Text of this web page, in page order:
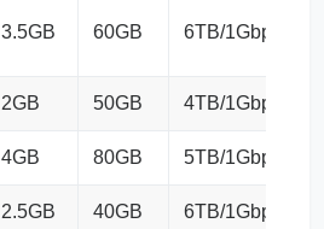
3.5GB 60GB 6TB/1Gbps
2GB 50GB 4TB/1Gbps
4GB 80GB 5TB/1Gbps
2.5GB 40GB 6TB/1Gbps